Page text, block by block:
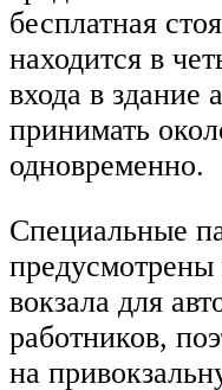
бесплатная
находится в
входа в здание
принимать
одновременно.
Специальные
предусмотрены
вокзала для
работников,
на